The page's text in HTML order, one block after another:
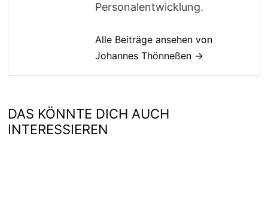
Personalentwicklung.
Alle Beiträge ansehen von
Johannes Thönneßen →
DAS KÖNNTE DICH AUCH
INTERESSIEREN